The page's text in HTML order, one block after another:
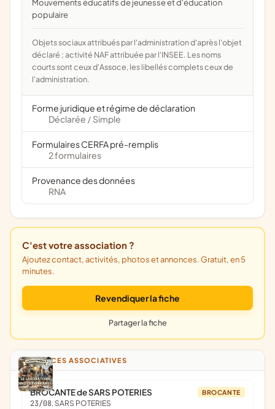
mouvements éducatifs de jeunesse et d'éducation
populaire
Objets sociaux attribués par l'administration d'après l'objet
déclaré ; activité NAF attribuée par l'INSEE. Les noms
courts sont ceux d'Assoce, les libellés complets ceux de
l'administration.
Forme juridique et régime de déclaration
Déclarée / Simple
Formulaires CERFA pré-remplis
2 formulaires
Provenance des données
RNA
C'est votre association ?
Ajoutez contact, activités, photos et annonces. Gratuit, en 5
minutes.
Revendiquer la fiche
Partager la fiche
ANNONCES ASSOCIATIVES
BROCANTE
BROCANTE de SARS POTERIES
23/08, SARS POTERIES